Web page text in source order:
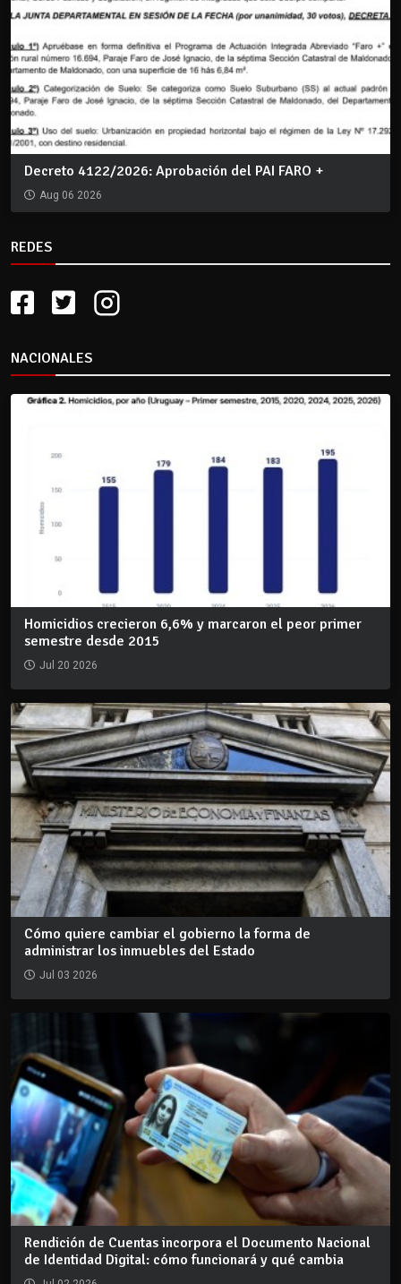
Decreto 4122/2026: Aprobación del PAI FARO +
Aug 06 2026
REDES
NACIONALES
Homicidios crecieron 6,6% y marcaron el peor primer
semestre desde 2015
Jul 20 2026
Cómo quiere cambiar el gobierno la forma de
administrar los inmuebles del Estado
Jul 03 2026
Rendición de Cuentas incorpora el Documento Nacional
de Identidad Digital: cómo funcionará y qué cambia